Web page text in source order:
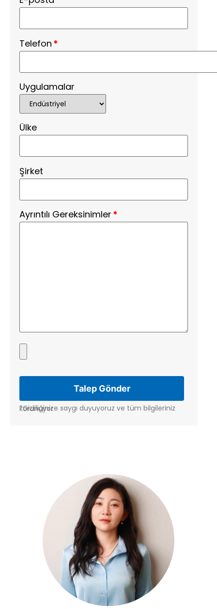
Telefon *
Uygulamalar
Ülke
Şirket
Ayrıntılı Gereksinimler *
*Gizliliğinize saygı duyuyoruz ve tüm bilgileriniz korunuyor